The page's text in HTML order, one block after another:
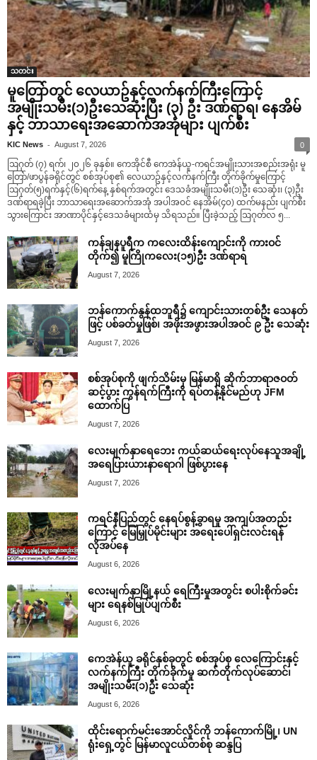
သတင်း
မူတြော်တွင် လေယာဥ်နှင့်လက်နက်ကြီးကြောင့်
အမျိုးသမီး(၁)ဦးသေဆုံးပြီး (၃) ဦး ဒဏ်ရာရ၊ နေအိမ်
နှင့် ဘာသာရေးအဆောက်အအုံများ ပျက်စီး
KIC News - August 7, 2026 0
ဩဂုတ် (၇) ရက်၊ ၂၀၂၆ ခုနှစ်။ ကေအိုင်စီ ကေအဲန်ယူ-ကရင်အမျိုးသားအစည်းအရုံး မူ
တြော်/ဖာပွန်ခရိုင်တွင် စစ်အုပ်စု၏ လေယာဥ်နှင့်လက်နက်ကြီး တိုက်ခိုက်မှုကြောင့်
ဩဂုတ်(၅)ရက်နှင့်(၆)ရက်နေ့ နှစ်ရက်အတွင်း ဒေသခံအမျိုးသမီး(၁)ဦး သေဆုံး၊ (၃)ဦး
ဒဏ်ရာရခဲ့ပြီး ဘာသာရေးအဆောက်အအုံ အပါအဝင် နေအိမ်(၄၀) ထက်မနည်း ပျက်စီး
သွားကြောင်း အာဏာပိုင်နှင့်ဒေသခံများထံမှ သိရသည်။ ပြီးခဲ့သည့် ဩဂုတ်လ ၅...
ကန်ချနပူရီက ကလေးထိန်းကျောင်းကို ကားဝင်
တိုက်၍ မူကြိုကလေး(၁၅)ဦး ဒဏ်ရာရ
August 7, 2026
ဘန်ကောက်နွန်ထဘူရီ၌ ကျောင်းသားတစ်ဦး သေနတ်
ဖြင့် ပစ်ခတ်မှုဖြစ်၊ အဖိုးအဖွားအပါအဝင် ၉ ဦး သေဆုံး
August 7, 2026
စစ်အုပ်စုကို ဖျက်သိမ်းမှ မြန်မာရှိ ဆိုက်ဘာရာဇဝတ်
ဆင့်ပွား ကွန်ရက်ကြီးကို ရပ်တန့်နိုင်မည်ဟု JFM
ထောက်ပြ
August 7, 2026
လေးမျက်နှာရေဘေး ကယ်ဆယ်ရေးလုပ်နေသူအချို့
အရေပြားယားနာရောဂါ ဖြစ်ပွားနေ
August 7, 2026
ကရင်နီပြည်တွင် နေရပ်စွန့်ခွာရမှု အကျပ်အတည်း
ကြောင့် မြေမြှုပ်မိုင်းများ အရေးပေါ်ရှင်းလင်းရန်
လိုအပ်နေ
August 6, 2026
လေးမျက်နှာမြို့နယ် ရေကြီးမှုအတွင်း စပါးစိုက်ခင်း
များ ရေနစ်မြုပ်ပျက်စီး
August 6, 2026
ကေအဲန်ယူ ခရိုင်နှစ်ခုတွင် စစ်အုပ်စု လေကြောင်းနှင့်
လက်နက်ကြီး တိုက်ခိုက်မှု ဆက်တိုက်လုပ်ဆောင်၊
အမျိုးသမီး(၁)ဦး သေဆုံး
August 6, 2026
ထိုင်းရောက်မင်းအောင်လှိုင်ကို ဘန်ကောက်မြို့၊ UN
ရုံးရှေ့တွင် မြန်မာလူငယ်တစ်စု ဆန္ဒပြ